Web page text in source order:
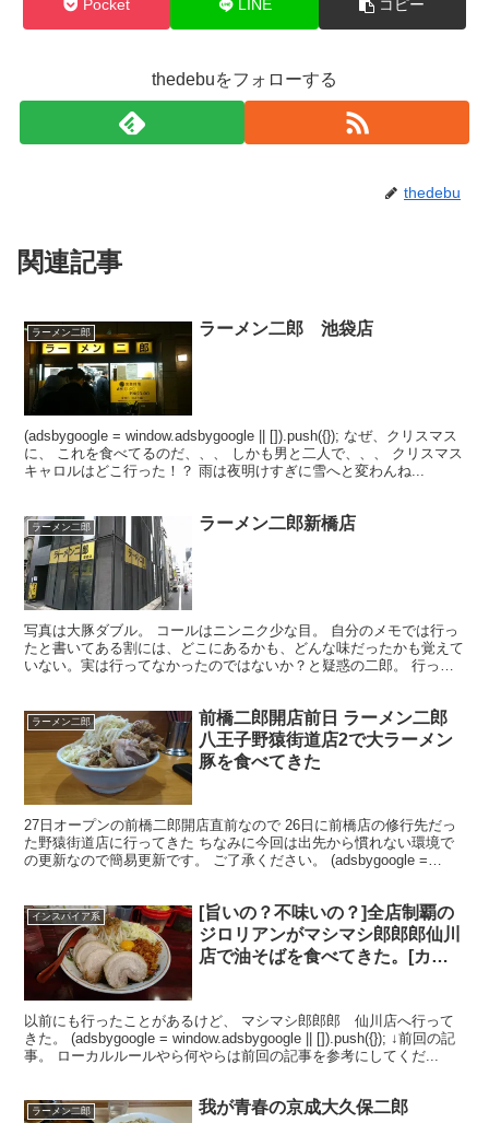
Pocket LINE コピー
thedebuをフォローする
thedebu
関連記事
ラーメン二郎 ラーメン二郎 池袋店
(adsbygoogle = window.adsbygoogle || []).push({}); なぜ、クリスマス
に、 これを食べてるのだ、、、 しかも男と二人で、、、 クリスマス
キャロルはどこ行った！？ 雨は夜明けすぎに雪へと変わんね...
ラーメン二郎 ラーメン二郎新橋店
写真は大豚ダブル。 コールはニンニク少な目。 自分のメモでは行っ
たと書いてある割には、どこにあるかも、どんな味だったかも覚えて
いない。実は行ってなかったのではないか？と疑惑の二郎。 行って
ラーメン二郎
前橋二郎開店前日 ラーメン二郎
八王子野猿街道店2で大ラーメン
豚を食べてきた
27日オープンの前橋二郎開店直前なので 26日に前橋店の修行先だっ
た野猿街道店に行ってきた ちなみに今回は出先から慣れない環境で
の更新なので簡易更新です。 ご了承ください。 (adsbygoogle =
インスパイア系
[旨いの？不味いの？]全店制覇の
ジロリアンがマシマシ郎郎郎仙川
店で油そばを食べてきた。[カエ
以前にも行ったことがあるけど、 マシマシ郎郎郎 仙川店へ行って
きた。 (adsbygoogle = window.adsbygoogle || []).push({}); ↓前回の記
事。 ローカルルールやら何やらは前回の記事を参考にしてくだ...
ラーメン二郎 我が青春の京成大久保二郎